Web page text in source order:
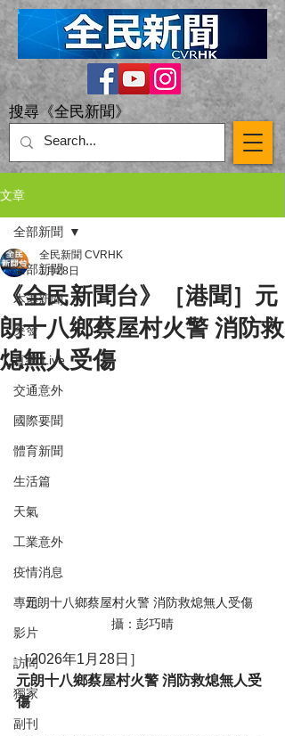
搜尋《全民新聞》
文章
全部新聞
本港新聞
突發
直播 Live
交通意外
國際要聞
體育新聞
生活篇
天氣
工業意外
疫情消息
專題
影片
訪問
獨家
副刊
全部新聞
《全民新聞台》［港聞］元
朗十八鄉蔡屋村火警 消防救
熄無人受傷
全民新聞 CVRHK
1月28日
元朗十八鄉蔡屋村火警 消防救熄無人受傷
攝：彭巧晴
［2026年1月28日］
元朗十八鄉蔡屋村火警 消防救熄無人受
傷